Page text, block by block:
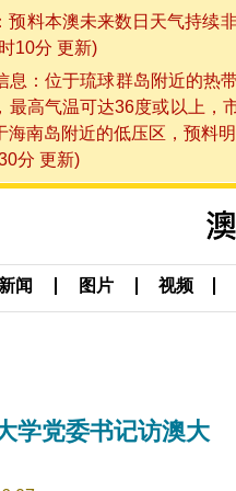
预料本澳未来数日天气持续
10分 更新)
息：位于琉球群岛附近的热
最高气温可达36度或以上，
海南岛附近的低压区，预料
分 更新)
新闻 图片 视频
学党委书记访澳大